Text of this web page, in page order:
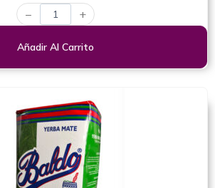
0
de
5
− +
Añadir Al Carrito